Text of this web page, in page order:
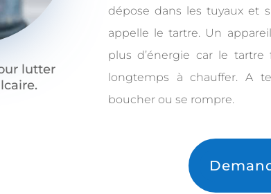
lutter
dépose dans les tuyaux et
appelle le tartre. Un
plus d’énergie car le
longtemps à chauffer. A
boucher ou se rompre.